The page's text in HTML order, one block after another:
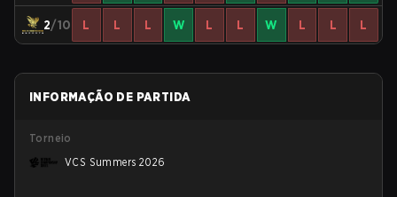
2/10 L L L W L L W L L L
INFORMAÇÃO DE PARTIDA
Torneio
VCS Summers 2026